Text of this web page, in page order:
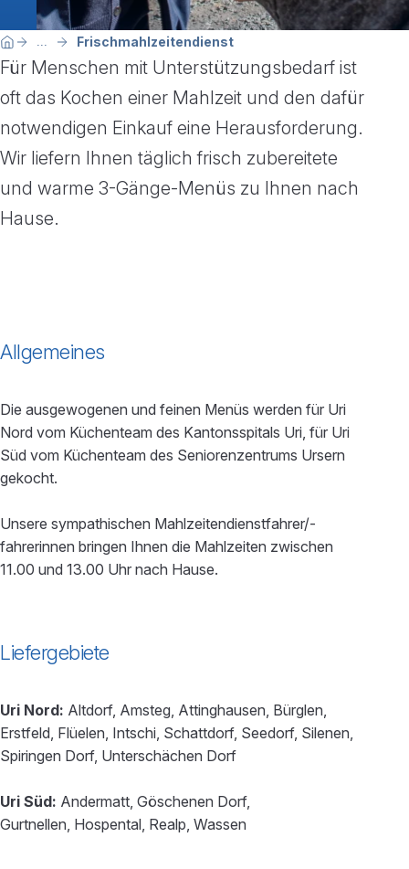
Breadcrumbnavigation
Sie befinden sich hier:
Home ... Frischmahlzeitendienst
Für Menschen mit Unterstützungsbedarf ist
oft das Kochen einer Mahlzeit und den dafür
notwendigen Einkauf eine Herausforderung.
Wir liefern Ihnen täglich frisch zubereitete
und warme 3-Gänge-Menüs zu Ihnen nach
Hause.
Allgemeines
Die ausgewogenen und feinen Menüs werden für Uri
Nord vom Küchenteam des Kantonsspitals Uri, für Uri
Süd vom Küchenteam des Seniorenzentrums Ursern
gekocht.
Unsere sympathischen Mahlzeitendienstfahrer/-
fahrerinnen bringen Ihnen die Mahlzeiten zwischen
11.00 und 13.00 Uhr nach Hause.
Liefergebiete
Uri Nord: Altdorf, Amsteg, Attinghausen, Bürglen,
Erstfeld, Flüelen, Intschi, Schattdorf, Seedorf, Silenen,
Spiringen Dorf, Unterschächen Dorf
Uri Süd: Andermatt, Göschenen Dorf,
Gurtnellen, Hospental, Realp, Wassen